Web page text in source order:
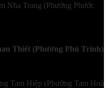
Nha Trang (Phường Phước
Thiết (Phường Phú Trinh)
Tam Hiệp (Phường Tam Hoà